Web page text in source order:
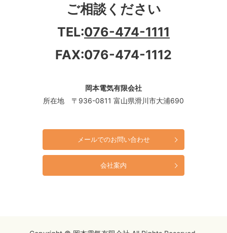
ご相談ください
TEL:076-474-1111
FAX:076-474-1112
岡本電気有限会社
所在地 〒936-0811 富山県滑川市大浦690
メールでのお問い合わせ
会社案内